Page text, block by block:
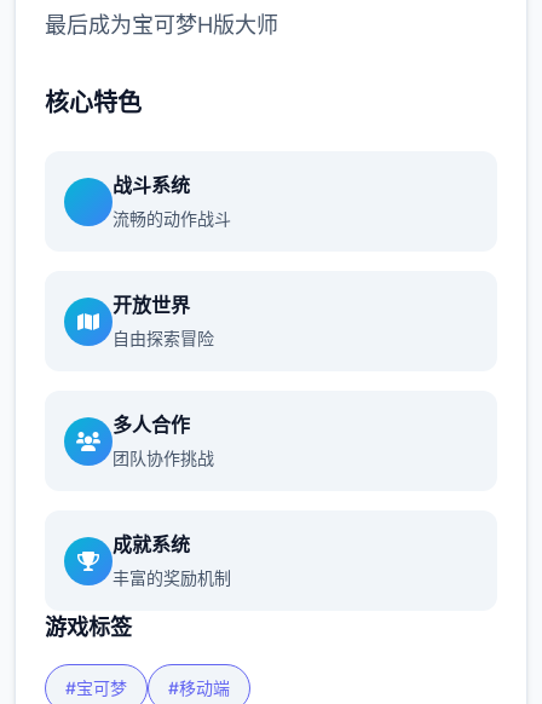
最后成为宝可梦H版大师
核心特色
战斗系统
流畅的动作战斗
开放世界
自由探索冒险
多人合作
团队协作挑战
成就系统
丰富的奖励机制
游戏标签
#宝可梦 #移动端